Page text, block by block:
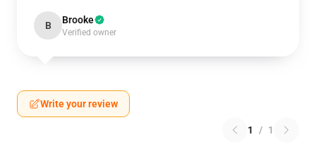
B Brooke
Verified owner
Write your review
1 / 1